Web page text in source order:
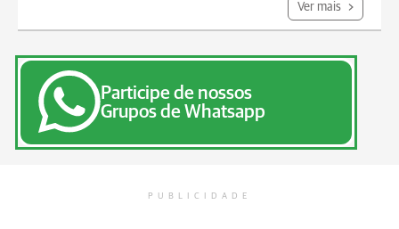
Ver mais
Participe de nossos
Grupos de Whatsapp
PUBLICIDADE